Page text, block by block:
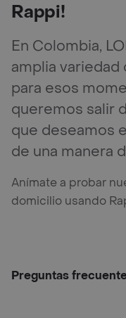
Rappi!
En Colombia,
amplia
para esos
queremos salir
que deseamos
de una manera
Anímate a probar
domicilio usando
Preguntas